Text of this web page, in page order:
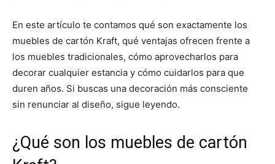
En este artículo te contamos qué son exactamente los
muebles de cartón Kraft, qué ventajas ofrecen frente a
los muebles tradicionales, cómo aprovecharlos para
decorar cualquier estancia y cómo cuidarlos para que
duren años. Si buscas una decoración más consciente
sin renunciar al diseño, sigue leyendo.
¿Qué son los muebles de cartón